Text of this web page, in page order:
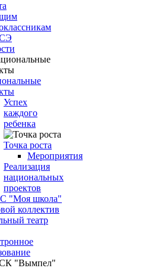
Успех
каждого
ребенка
Точка роста
Мероприятия
Реализация
национальных
проектов
"Моя школа"
коллектив
театр